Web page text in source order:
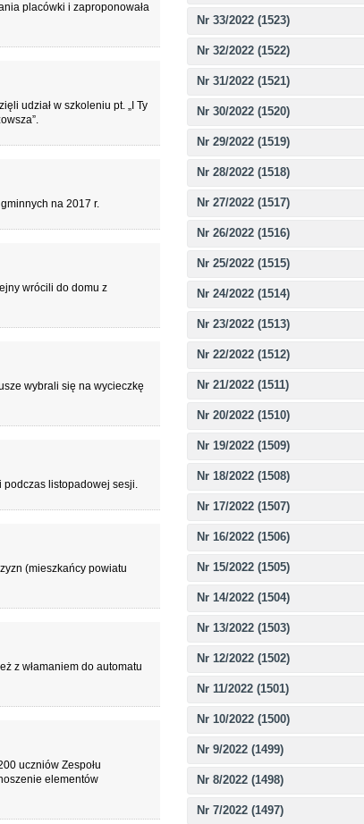
Nr 33/2022 (1523)
Nr 32/2022 (1522)
Nr 31/2022 (1521)
Nr 30/2022 (1520)
Nr 29/2022 (1519)
Nr 28/2022 (1518)
Nr 27/2022 (1517)
Nr 26/2022 (1516)
Nr 25/2022 (1515)
Nr 24/2022 (1514)
Nr 23/2022 (1513)
Nr 22/2022 (1512)
Nr 21/2022 (1511)
Nr 20/2022 (1510)
Nr 19/2022 (1509)
Nr 18/2022 (1508)
Nr 17/2022 (1507)
Nr 16/2022 (1506)
Nr 15/2022 (1505)
Nr 14/2022 (1504)
Nr 13/2022 (1503)
Nr 12/2022 (1502)
Nr 11/2022 (1501)
Nr 10/2022 (1500)
Nr 9/2022 (1499)
Nr 8/2022 (1498)
Nr 7/2022 (1497)
placówki i zaproponowała
udział w szkoleniu pt. „I Ty
na 2017 r.
wrócili do domu z
wybrali się na wycieczkę
podczas listopadowej sesji.
(mieszkańcy powiatu
z włamaniem do automatu
uczniów Zespołu
elementów